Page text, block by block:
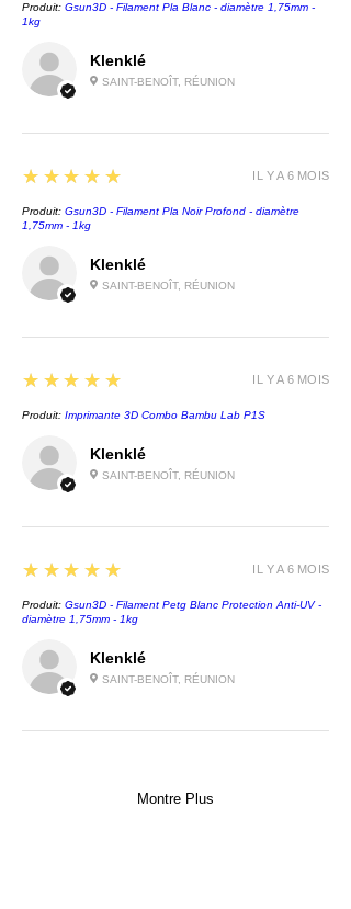
Klenklé
SAINT-BENOÎT, RÉUNION
Produit: Gsun3D - Filament Pla Blanc - diamètre 1,75mm -
1kg
Klenklé
SAINT-BENOÎT, RÉUNION
5
★★★★★
Produit: Gsun3D - Filament Pla Noir Profond - diamètre
1,75mm - 1kg
IL Y A 6 MOIS
Klenklé
SAINT-BENOÎT, RÉUNION
5
★★★★★
Produit: Imprimante 3D Combo Bambu Lab P1S
IL Y A 6 MOIS
Klenklé
SAINT-BENOÎT, RÉUNION
5
★★★★★
Produit: Gsun3D - Filament Petg Blanc Protection Anti-UV -
diamètre 1,75mm - 1kg
IL Y A 6 MOIS
Montre Plus